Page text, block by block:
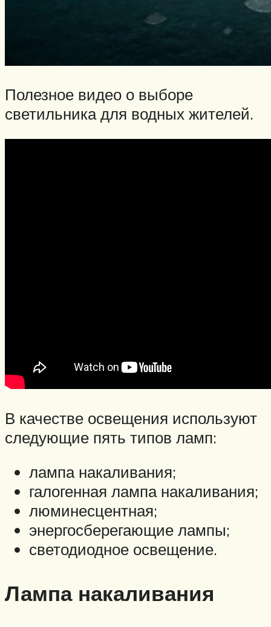
Полезное видео о выборе
светильника для водных жителей.
В качестве освещения используют
следующие пять типов ламп:
лампа накаливания;
галогенная лампа накаливания;
люминесцентная;
энергосберегающие лампы;
светодиодное освещение.
Лампа накаливания